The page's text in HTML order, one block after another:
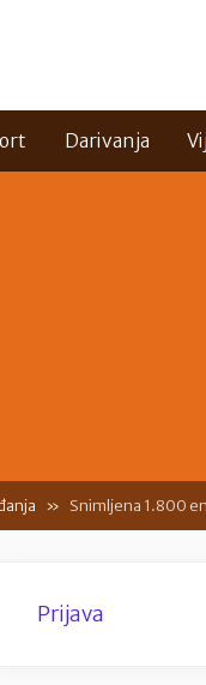
Darivanja
Snimljena 1.800
Prijava